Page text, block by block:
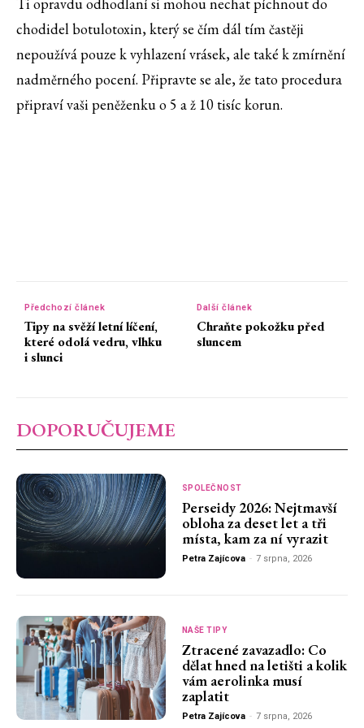
Ti opravdu odhodlaní si mohou nechat píchnout do
chodidel botulotoxin, který se čím dál tím častěji
nepoužívá pouze k vyhlazení vrásek, ale také k zmírnění
nadměrného pocení. Připravte se ale, že tato procedura
připraví vaši peněženku o 5 a ž 10 tisíc korun.
Předchozí článek
Tipy na svěží letní líčení,
které odolá vedru, vlhku
i slunci
Další článek
Chraňte pokožku před
sluncem
DOPORUČUJEME
SPOLEČNOST
Perseidy 2026: Nejtmavší
obloha za deset let a tři
místa, kam za ní vyrazit
Petra Zajícova - 7 srpna, 2026
NAŠE TIPY
Ztracené zavazadlo: Co
dělat hned na letišti a kolik
vám aerolinka musí
zaplatit
Petra Zajícova - 7 srpna, 2026